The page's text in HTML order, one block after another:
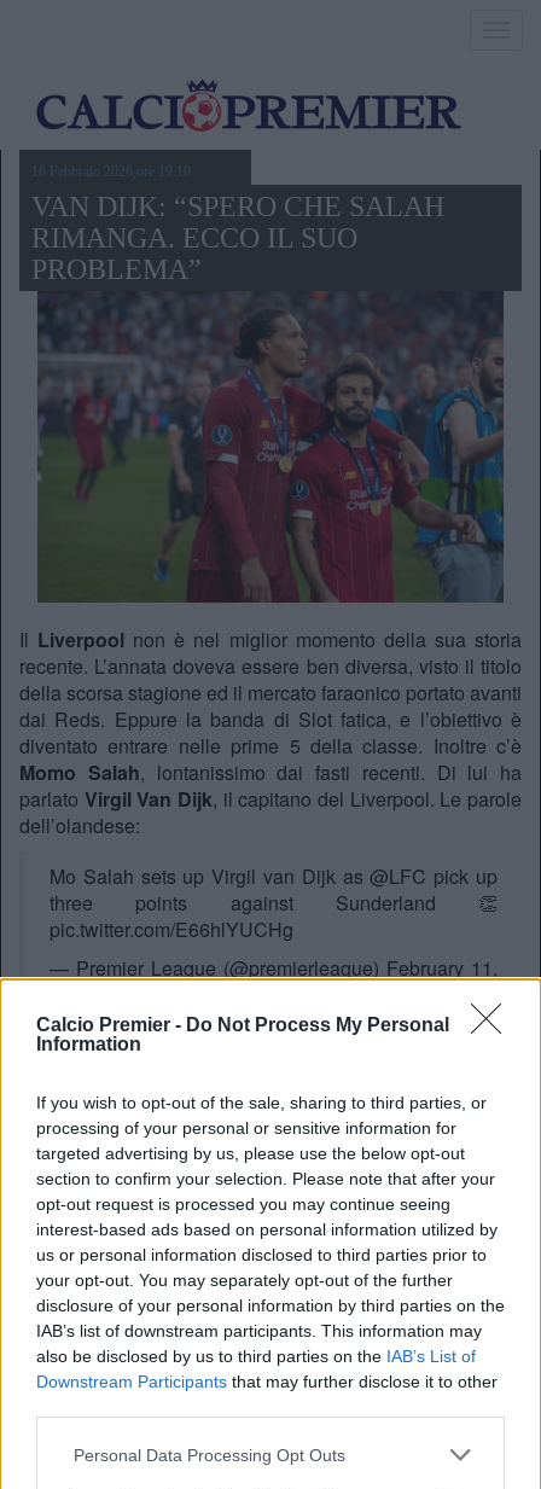
Calcio Premier - Do Not Process My Personal
Information
If you wish to opt-out of the sale, sharing to third parties, or
processing of your personal or sensitive information for
targeted advertising by us, please use the below opt-out
section to confirm your selection. Please note that after your
opt-out request is processed you may continue seeing
interest-based ads based on personal information utilized by
us or personal information disclosed to third parties prior to
your opt-out. You may separately opt-out of the further
disclosure of your personal information by third parties on the
IAB’s list of downstream participants. This information may
also be disclosed by us to third parties on the IAB’s List of
Downstream Participants that may further disclose it to other
Personal Data Processing Opt Outs
16 Febbraio 2026,ore 19.10
VAN DIJK: “SPERO CHE SALAH
RIMANGA. ECCO IL SUO
PROBLEMA”
Il Liverpool non è nel miglior momento della sua storia
recente. L’annata doveva essere ben diversa, visto il titolo
della scorsa stagione ed il mercato faraonico portato avanti
dai Reds. Eppure la banda di Slot fatica, e l’obiettivo è
diventato entrare nelle prime 5 della classe. Inoltre c’è
Momo Salah, lontanissimo dai fasti recenti. Di lui ha
parlato Virgil Van Dijk, il capitano del Liverpool. Le parole
dell’olandese:
Mo Salah sets up Virgil van Dijk as@LFC pick up
three points against Sunderland 👏
pic.twitter.com/E66hlYUCHg
— Premier League (@premierleague) February 11,
Penso che Mo sia ancora molto importante per noi.
ancora un leader ed è importante per me
personalmente, come capitano, averlo accanto e averlo in
campo, perché la sua presenza è un vantaggio per la
squadra.Dà sempre alla squadra più dei gol. Ovviamente
in questo momento è molto concentrato sui suoi obiettivi e
questo fa parte della sua vita,perché fissa degli
standard così elevati che quando non segna tanto
viene criticato.Per noi non è cambiato nulla, tutti noi
vogliamo che segni e tutti noi vogliamo fare bene come
squadra, ma non è stata una stagione facile e l’unica cosa
che noi e lui possiamo fare è continuare e cercare di
essere importanti. Vorrei che Mo restasse sempre con me
perchésono suo amicoe abbiamo passato insieme
momenti belli e brutti per tanti anni”